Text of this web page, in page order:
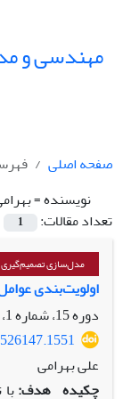
مهندسی و
صفحه اصلی
نویسنده =
تعداد مقالات:
1
مدل‌سازی تصمیم‌گیری
اولویت‌بندی
دوره 15، شماره 1، بهار 1404، صفحه
علی بهرامی
چکیده هدف: